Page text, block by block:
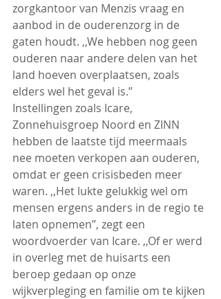
zorgkantoor van Menzis vraag en
aanbod in de ouderenzorg in de
gaten houdt. ,,We hebben nog geen
ouderen naar andere delen van het
land hoeven overplaatsen, zoals
elders wel het geval is.’’
Instellingen zoals Icare,
Zonnehuisgroep Noord en ZINN
hebben de laatste tijd meermaals
nee moeten verkopen aan ouderen,
omdat er geen crisisbeden meer
waren. ,,Het lukte gelukkig wel om
mensen ergens anders in de regio te
laten opnemen’’, zegt een
woordvoerder van Icare. ,,Of er werd
in overleg met de huisarts een
beroep gedaan op onze
wijkverpleging en familie om te kijken